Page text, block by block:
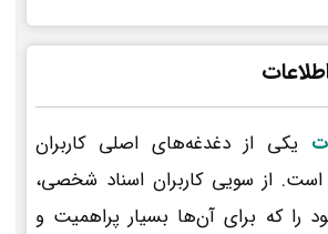
یکی از دغدغه‌های اصلی کاربران
است. از سویی کاربران اسناد شخصی،
را که برای آن‌ها بسیار پراهمیت و